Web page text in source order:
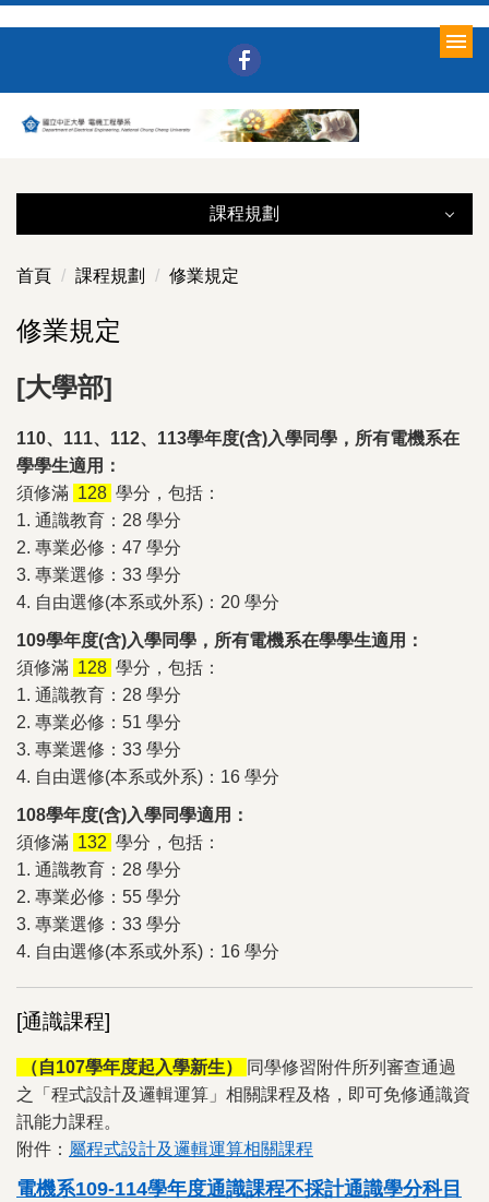
要
內
課程規劃
學程介紹
首頁 課程規劃 修業規定
修業規定
[大學部]
110、111、112、113學年度(含)入學同學，所有電機系在
學學生適用：
須修滿 128 學分，包括：
1. 通識教育：28 學分
2. 專業必修：47 學分
3. 專業選修：33 學分
4. 自由選修(本系或外系)：20 學分
109學年度(含)入學同學，所有電機系在學學生適用：
須修滿 128 學分，包括：
1. 通識教育：28 學分
2. 專業必修：51 學分
3. 專業選修：33 學分
4. 自由選修(本系或外系)：16 學分
108學年度(含)入學同學適用：
須修滿 132 學分，包括：
1. 通識教育：28 學分
2. 專業必修：55 學分
3. 專業選修：33 學分
4. 自由選修(本系或外系)：16 學分
[通識課程]
（自107學年度起入學新生）
同學修習附件所列審查通過
之「程式設計及邏輯運算」相關課程及格，即可免修通識資
訊能力課程。
附件： 屬程式設計及邏輯運算相關課程
電機系109-114學年度通識課程不採計通識學分科目